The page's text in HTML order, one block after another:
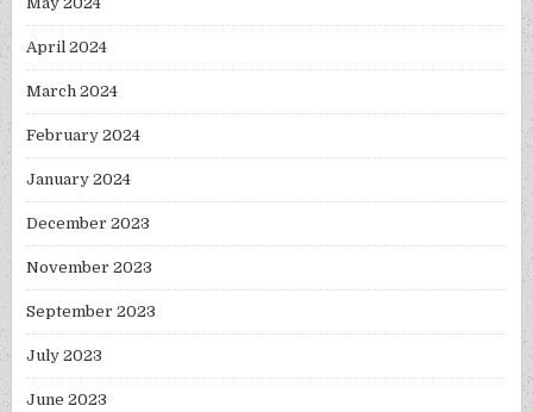
April 2024
March 2024
February 2024
January 2024
December 2023
November 2023
September 2023
July 2023
June 2023